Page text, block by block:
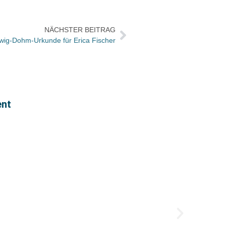
NÄCHSTER BEITRAG
Dohm-Urkunde für Erica Fischer